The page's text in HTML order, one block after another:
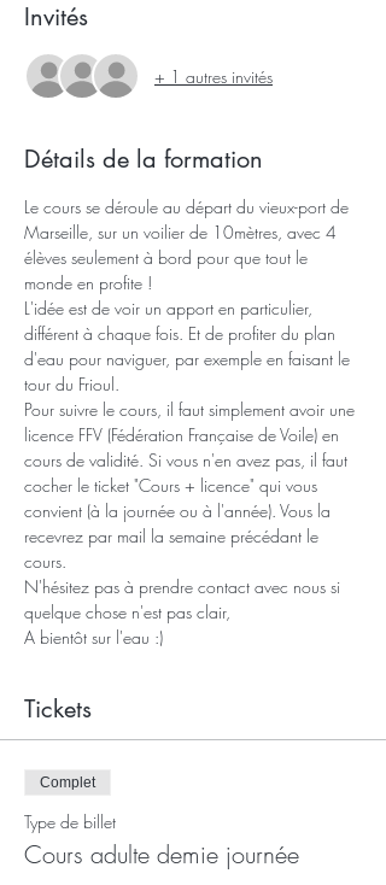
Invités
+ 1 autres invités
Détails de la formation
Le cours se déroule au départ du vieux-port de
Marseille, sur un voilier de 10mètres, avec 4
élèves seulement à bord pour que tout le
monde en profite !
L'idée est de voir un apport en particulier,
différent à chaque fois. Et de profiter du plan
d'eau pour naviguer, par exemple en faisant le
tour du Frioul.
Pour suivre le cours, il faut simplement avoir une
licence FFV (Fédération Française de Voile) en
cours de validité. Si vous n'en avez pas, il faut
cocher le ticket "Cours + licence" qui vous
convient (à la journée ou à l'année). Vous la
recevrez par mail la semaine précédant le
cours.
N'hésitez pas à prendre contact avec nous si
quelque chose n'est pas clair,
A bientôt sur l'eau :)
Tickets
Complet
Type de billet
Cours adulte demie journée